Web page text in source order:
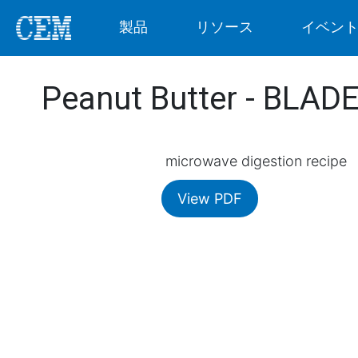
製品 リソース イベント
Peanut Butter - BLADE
microwave digestion recipe
View PDF